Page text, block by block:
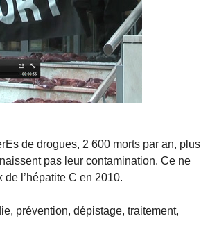
de drogues, 2 600 morts par an, plus
pas leur contamination. Ce ne
l’hépatite C en 2010.
prévention, dépistage, traitement,